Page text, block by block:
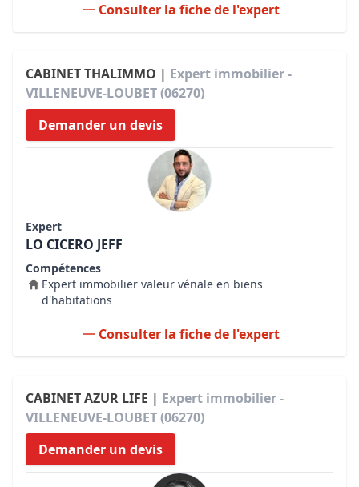
Consulter la fiche de l'expert
CABINET THALIMMO | Expert immobilier -
VILLENEUVE-LOUBET (06270)
Demander un devis
Expert
LO CICERO JEFF
Compétences
Expert immobilier valeur vénale en biens
d'habitations
Consulter la fiche de l'expert
CABINET AZUR LIFE | Expert immobilier -
VILLENEUVE-LOUBET (06270)
Demander un devis